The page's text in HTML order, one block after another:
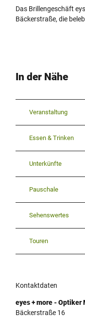
Das Brillengeschäft
Bäckerstraße, die
In der Nähe
Veranstaltung
Essen & Trinken
Unterkünfte
Pauschale
Sehenswertes
Touren
Kontaktdaten
eyes + more - Optiker
Bäckerstraße 16